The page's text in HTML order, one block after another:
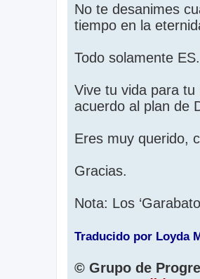
No te desanimes
tiempo en la
Todo solamente ES.
Vive tu vida para
acuerdo al plan de
Eres muy querido,
Gracias.
Nota: Los
Traducido por Loyda
© Grupo de